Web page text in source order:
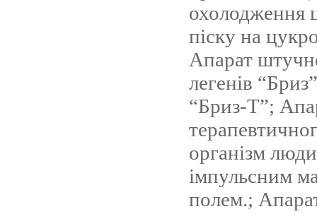
охолодження
піску на
Апарат
легенів
“Бриз-Т”;
організм
імпульсним
полем.;